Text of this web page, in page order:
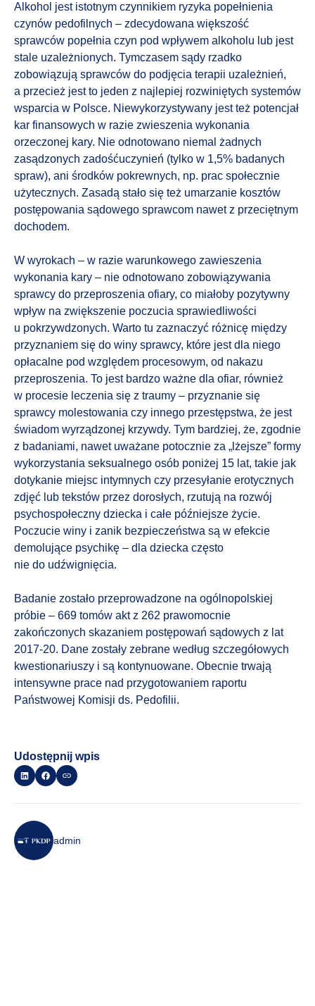
Alkohol jest istotnym czynnikiem ryzyka popełnienia
czynów pedofilnych – zdecydowana większość
sprawców popełnia czyn pod wpływem alkoholu lub jest
stale uzależnionych. Tymczasem sądy rzadko
zobowiązują sprawców do podjęcia terapii uzależnień,
a przecież jest to jeden z najlepiej rozwiniętych systemów
wsparcia w Polsce. Niewykorzystywany jest też potencjał
kar finansowych w razie zwieszenia wykonania
orzeczonej kary. Nie odnotowano niemal żadnych
zasądzonych zadośćuczynień (tylko w 1,5% badanych
spraw), ani środków pokrewnych, np. prac społecznie
użytecznych. Zasadą stało się też umarzanie kosztów
postępowania sądowego sprawcom nawet z przeciętnym
dochodem.
W wyrokach – w razie warunkowego zawieszenia
wykonania kary – nie odnotowano zobowiązywania
sprawcy do przeproszenia ofiary, co miałoby pozytywny
wpływ na zwiększenie poczucia sprawiedliwości
u pokrzywdzonych. Warto tu zaznaczyć różnicę między
przyznaniem się do winy sprawcy, które jest dla niego
opłacalne pod względem procesowym, od nakazu
przeproszenia. To jest bardzo ważne dla ofiar, również
w procesie leczenia się z traumy – przyznanie się
sprawcy molestowania czy innego przestępstwa, że jest
świadom wyrządzonej krzywdy. Tym bardziej, że, zgodnie
z badaniami, nawet uważane potocznie za „lżejsze” formy
wykorzystania seksualnego osób poniżej 15 lat, takie jak
dotykanie miejsc intymnych czy przesyłanie erotycznych
zdjęć lub tekstów przez dorosłych, rzutują na rozwój
psychospołeczny dziecka i całe późniejsze życie.
Poczucie winy i zanik bezpieczeństwa są w efekcie
demolujące psychikę – dla dziecka często
nie do udźwignięcia.
Badanie zostało przeprowadzone na ogólnopolskiej
próbie – 669 tomów akt z 262 prawomocnie
zakończonych skazaniem postępowań sądowych z lat
2017-20. Dane zostały zebrane według szczegółowych
kwestionariuszy i są kontynuowane. Obecnie trwają
intensywne prace nad przygotowaniem raportu
Państwowej Komisji ds. Pedofilii.
Udostępnij wpis
admin